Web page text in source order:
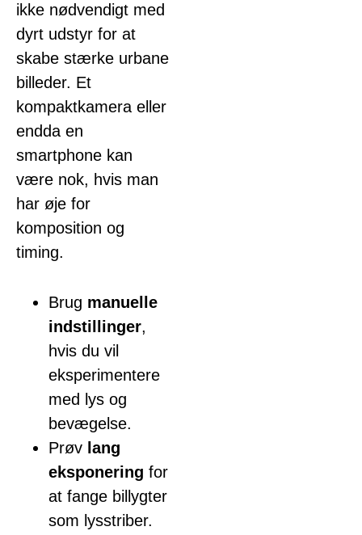
ikke nødvendigt med
dyrt udstyr for at
skabe stærke urbane
billeder. Et
kompaktkamera eller
endda en
smartphone kan
være nok, hvis man
har øje for
komposition og
timing.
Brug manuelle
indstillinger,
hvis du vil
eksperimentere
med lys og
bevægelse.
Prøv lang
eksponering for
at fange billygter
som lysstriber.